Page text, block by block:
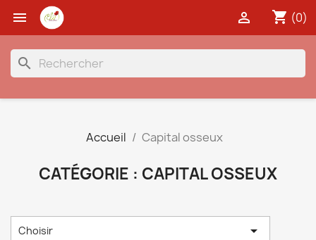
 shopping_cart (0)

search
Accueil Capital osseux
CATÉGORIE : CAPITAL OSSEUX
Choisir 